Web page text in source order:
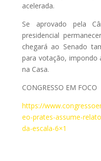
acelerada.
Se aprovado pela
presidencial
chegará ao Senado
para votação, impondo
na Casa.
CONGRESSO EM FOCO
https://
eo-prates-assume-
da-escala-6×1